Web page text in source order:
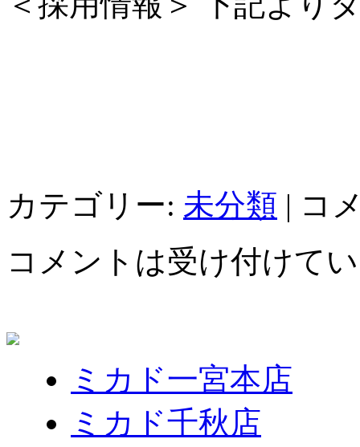
カテゴリー: 未分類 | コ
コメントは受け付けて
ミカド一宮本店
ミカド千秋店